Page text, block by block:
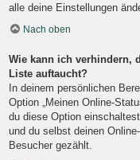
alle deine Einstellungen
Nach oben
Wie kann ich verhindern,
Liste auftaucht?
In deinem persönlichen
Option „Meinen Online-
du diese Option
und du selbst deinen
Besucher gezählt.